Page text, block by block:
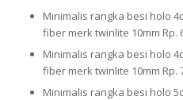
Minimalis rangka besi holo
fiber merk twinlite 10mm Rp.
Minimalis rangka besi holo
fiber merk twinlite 10mm Rp.
Minimalis rangka besi holo